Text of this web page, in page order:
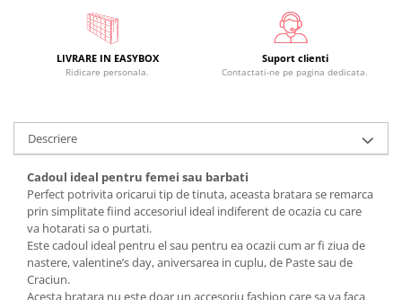
LIVRARE IN EASYBOX
Ridicare personala.
Suport clienti
Contactati-ne pe pagina dedicata.
Descriere
Cadoul ideal pentru femei sau barbati
Perfect potrivita oricarui tip de tinuta, aceasta bratara se remarca
prin simplitate fiind accesoriul ideal indiferent de ocazia cu care
va hotarati sa o purtati.
Este cadoul ideal pentru el sau pentru ea ocazii cum ar fi ziua de
nastere, valentine’s day, aniversarea in cuplu, de Paste sau de
Craciun.
Acesta bratara nu este doar un accesoriu fashion care sa va faca